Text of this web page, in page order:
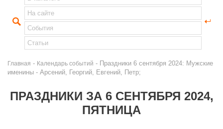
Главная - Календарь событий - Праздники 6 сентября 2024: Мужские
именины - Арсений, Георгий, Евгений, Петр;
ПРАЗДНИКИ ЗА 6 СЕНТЯБРЯ 2024,
ПЯТНИЦА